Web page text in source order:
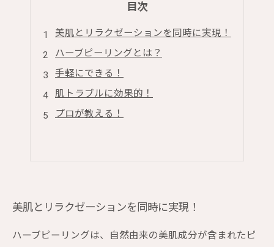
目次
美肌とリラクゼーションを同時に実現！
ハーブピーリングとは？
手軽にできる！
肌トラブルに効果的！
プロが教える！
美肌とリラクゼーションを同時に実現！
ハーブピーリングは、自然由来の美肌成分が含まれたピ